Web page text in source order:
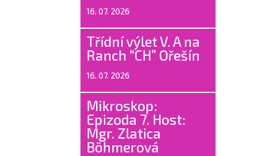
16. 07. 2026
Třídní výlet V. A na
Ranch “CH” Ořešín
16. 07. 2026
Mikroskop:
Epizoda 7. Host:
Mgr. Zlatica
Böhmerová